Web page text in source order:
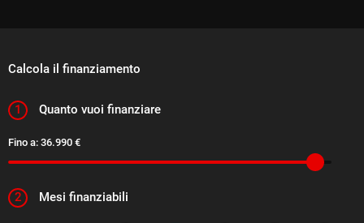
Calcola il finanziamento
1 Quanto vuoi finanziare
Fino a: 36.990 €
2 Mesi finanziabili